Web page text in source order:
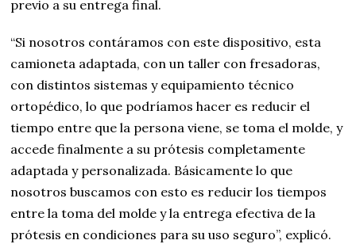
previo a su entrega final.
“Si nosotros contáramos con este dispositivo, esta
camioneta adaptada, con un taller con fresadoras,
con distintos sistemas y equipamiento técnico
ortopédico, lo que podríamos hacer es reducir el
tiempo entre que la persona viene, se toma el molde, y
accede finalmente a su prótesis completamente
adaptada y personalizada. Básicamente lo que
nosotros buscamos con esto es reducir los tiempos
entre la toma del molde y la entrega efectiva de la
prótesis en condiciones para su uso seguro”, explicó.